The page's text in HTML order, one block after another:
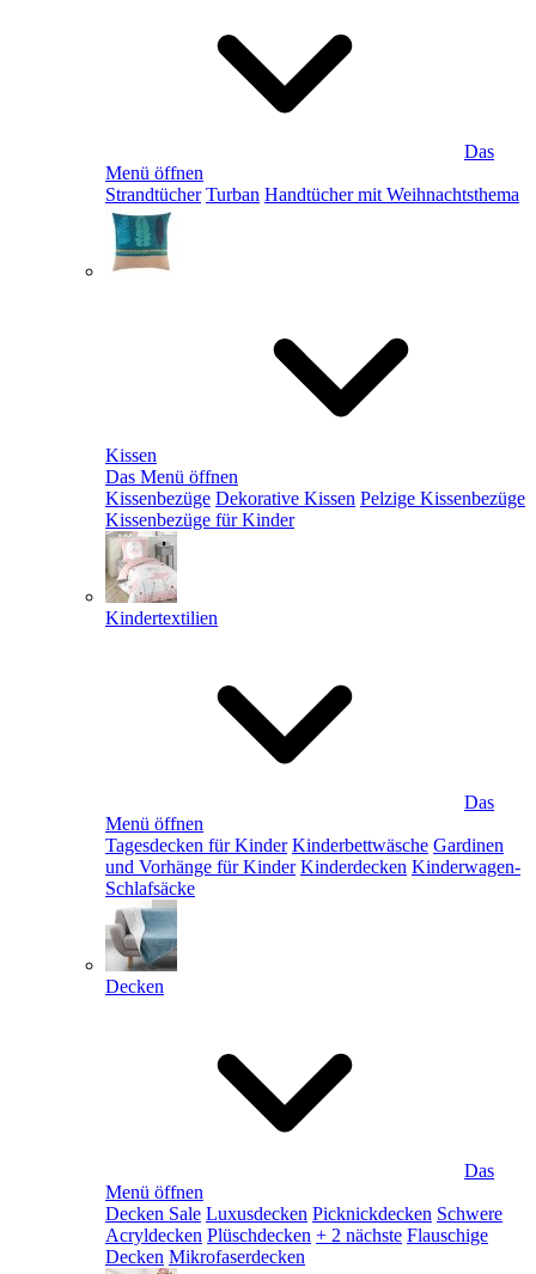
Das
Menü öffnen
Strandtücher Turban Handtücher mit Weihnachtsthema
Kissen
Das Menü öffnen
Kissenbezüge Dekorative Kissen Pelzige Kissenbezüge
Kissenbezüge für Kinder
Kindertextilien
Das
Menü öffnen
Tagesdecken für Kinder Kinderbettwäsche Gardinen
und Vorhänge für Kinder Kinderdecken Kinderwagen-
Schlafsäcke
Decken
Das
Menü öffnen
Decken Sale Luxusdecken Picknickdecken Schwere
Acryldecken Plüschdecken + 2 nächste Flauschige
Decken Mikrofaserdecken